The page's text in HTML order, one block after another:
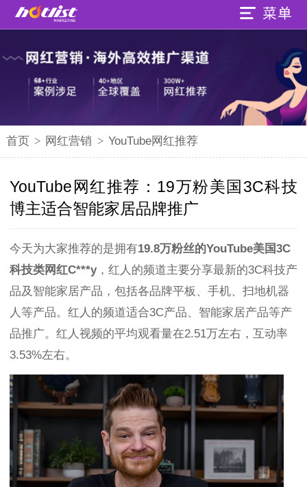
首页 > 网红营销 > YouTube网红推荐
YouTube网红推荐：19万粉美国3C科技
博主适合智能家居品牌推广
今天为大家推荐的是拥有19.8万粉丝的YouTube美国3C
科技类网红C***y，红人的频道主要分享最新的3C科技产
品及智能家居产品，包括各品牌平板、手机、扫地机器
人等产品。红人的频道适合3C产品、智能家居产品等产
品推广。红人视频的平均观看量在2.51万左右，互动率
3.53%左右。